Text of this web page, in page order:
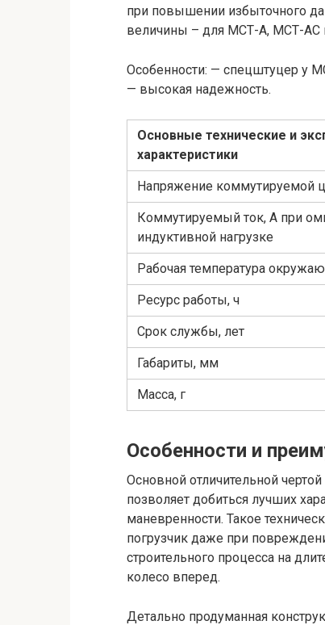
при повышении избыточного
величины – для МСТ-А, МСТ-АС
Особенности: — спецштуцер у
— высокая надежность.
Основные технические и
характеристики
Напряжение коммутируемой
Коммутируемый ток, А при
индуктивной нагрузке
Рабочая температура
Ресурс работы, ч
Срок службы, лет
Габариты, мм
Масса, г
Особенности и
Основной отличительной
позволяет добиться лучших
маневренности. Такое
погрузчик даже при
строительного процесса на
колесо вперед.
Детально продуманная